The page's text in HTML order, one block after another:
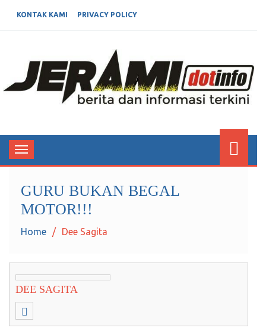
KONTAK KAMI PRIVACY POLICY
JERAMIDOTINFO
Toggle
navigation
GURU BUKAN BEGAL
MOTOR!!!
Home Dee Sagita
DEE SAGITA